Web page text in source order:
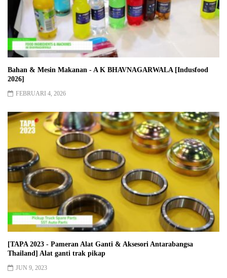
Bahan & Mesin Makanan - A K BHAVNAGARWALA [Indusfood
2026]
FEBRUARI 4, 2026
[TAPA 2023 - Pameran Alat Ganti & Aksesori Antarabangsa
Thailand] Alat ganti trak pikap
JUN 9, 2023